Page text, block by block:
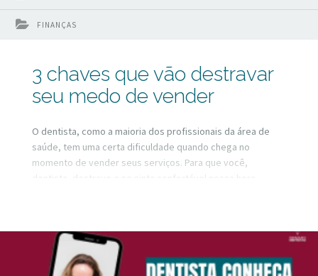
FINANÇAS
3 chaves que vão destravar
seu medo de vender
O dentista, como a maioria dos profissionais da área de
saúde, tem uma certa dificuldade quando chega no
momento de vender seus serviços. Para que você,
dentista, destrave e se sinta confortável nessa hora,